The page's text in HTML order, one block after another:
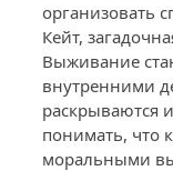
организовать
Кейт,
Выживание
внутренними
раскрываются
понимать, что
моральными